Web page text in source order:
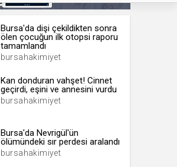
Bursa'da dişi çekildikten sonra
ölen çocuğun ilk otopsi raporu
tamamlandı
bursahakimiyet
Kan donduran vahşet! Cinnet
geçirdi, eşini ve annesini vurdu
bursahakimiyet
Bursa'da Nevrigül'ün
ölümündeki sır perdesi aralandı
bursahakimiyet